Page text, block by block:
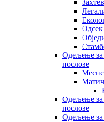
Oдељење за
послове
Месне
Одељење за
послове
Одељење за